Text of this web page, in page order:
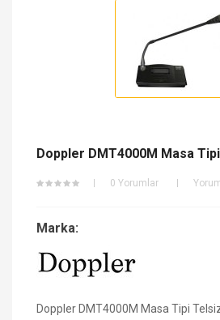
Doppler DMT4000M Masa
0 Yorumlar
Marka:
Doppler DMT4000M Masa Tipi